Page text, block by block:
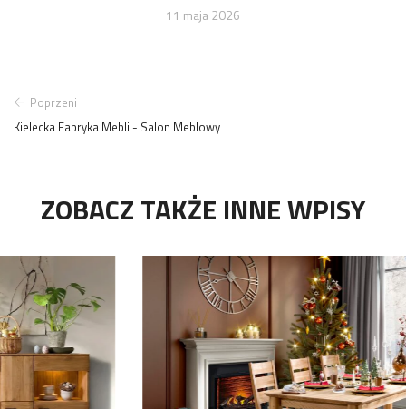
11 maja 2026
Poprzeni
Kielecka Fabryka Mebli - Salon Meblowy
ZOBACZ TAKŻE INNE WPISY